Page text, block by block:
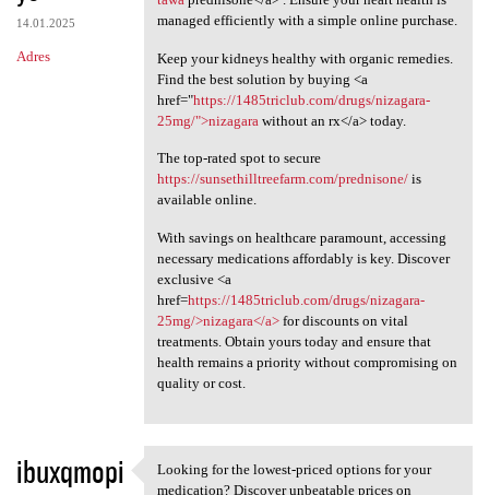
14.01.2025
Adres
managed efficiently with a simple online purchase.
Keep your kidneys healthy with organic remedies.
Find the best solution by buying <a
href="https://1485triclub.com/drugs/nizagara-
25mg/">nizagara without an rx</a> today.
The top-rated spot to secure
https://sunsethilltreefarm.com/prednisone/is
available online.
With savings on healthcare paramount, accessing
necessary medications affordably is key. Discover
exclusive <a
href=https://1485triclub.com/drugs/nizagara-
25mg/>nizagara</a>for discounts on vital
treatments. Obtain yours today and ensure that
health remains a priority without compromising on
quality or cost.
ibuxqmopi
Looking for the lowest-priced
Looking for the lowest-priced options for your
medication? Discover unbeatable prices on